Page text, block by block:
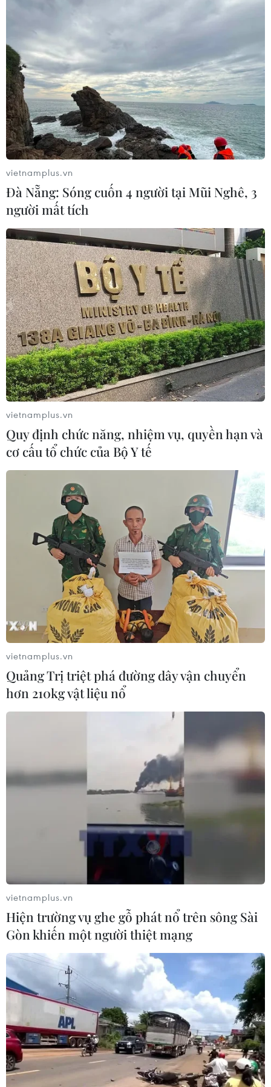
TIN CÙNG CHUYÊN MỤC
vietnamplus.vn
Đà Nẵng: Sóng cuốn 4 người tại Mũi Nghê, 3
người mất tích
vietnamplus.vn
Quy định chức năng, nhiệm vụ, quyền hạn và
cơ cấu tổ chức của Bộ Y tế
vietnamplus.vn
Quảng Trị triệt phá đường dây vận chuyển
hơn 210kg vật liệu nổ
vietnamplus.vn
Hiện trường vụ ghe gỗ phát nổ trên sông Sài
Gòn khiến một người thiệt mạng